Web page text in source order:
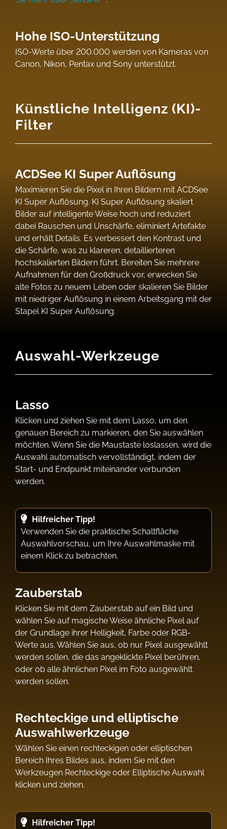
Hohe ISO-Unterstützung
ISO-Werte über 200.000 werden von Kameras von
Canon, Nikon, Pentax und Sony unterstützt.
Künstliche Intelligenz (KI)-
Filter
ACDSee KI Super Auflösung
Maximieren Sie die Pixel in Ihren Bildern mit ACDSee
KI Super Auflösung. KI Super Auflösung skaliert
Bilder auf intelligente Weise hoch und reduziert
dabei Rauschen und Unschärfe, eliminiert Artefakte
und erhält Details. Es verbessert den Kontrast und
die Schärfe, was zu klareren, detaillierteren
hochskalierten Bildern führt. Bereiten Sie mehrere
Aufnahmen für den Großdruck vor, erwecken Sie
alte Fotos zu neuem Leben oder skalieren Sie Bilder
mit niedriger Auflösung in einem Arbeitsgang mit der
Stapel KI Super Auflösung.
Auswahl-Werkzeuge
Lasso
Klicken und ziehen Sie mit dem Lasso, um den
genauen Bereich zu markieren, den Sie auswählen
möchten. Wenn Sie die Maustaste loslassen, wird die
Auswahl automatisch vervollständigt, indem der
Start- und Endpunkt miteinander verbunden
werden.
Hilfreicher Tipp!
Verwenden Sie die praktische Schaltfläche
Auswahlvorschau, um Ihre Auswahlmaske mit
einem Klick zu betrachten.
Zauberstab
Klicken Sie mit dem Zauberstab auf ein Bild und
wählen Sie auf magische Weise ähnliche Pixel auf
der Grundlage ihrer Helligkeit, Farbe oder RGB-
Werte aus. Wählen Sie aus, ob nur Pixel ausgewählt
werden sollen, die das angeklickte Pixel berühren,
oder ob alle ähnlichen Pixel im Foto ausgewählt
werden sollen.
Rechteckige und elliptische
Auswahlwerkzeuge
Wählen Sie einen rechteckigen oder elliptischen
Bereich Ihres Bildes aus, indem Sie mit den
Werkzeugen Rechteckige oder Elliptische Auswahl
klicken und ziehen.
Hilfreicher Tipp!